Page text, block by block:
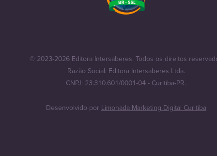
© 2023-2026 Editora Intersaberes. Todos os direitos
Razão Social: Editora Intersaberes Ltda.
CNPJ: 23.310.601/0001-04 - Curitiba-PR.
Desenvolvido porLimonada Marketing Digital Curitiba